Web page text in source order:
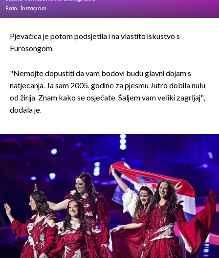
Foto: Instagram
Pjevačica je potom podsjetila i na vlastito iskustvo s
Eurosongom.
"Nemojte dopustiti da vam bodovi budu glavni dojam s
natjecanja. Ja sam 2005. godine za pjesmu Jutro dobila nulu
od žirija. Znam kako se osjećate. Šaljem vam veliki zagrljaj",
dodala je.